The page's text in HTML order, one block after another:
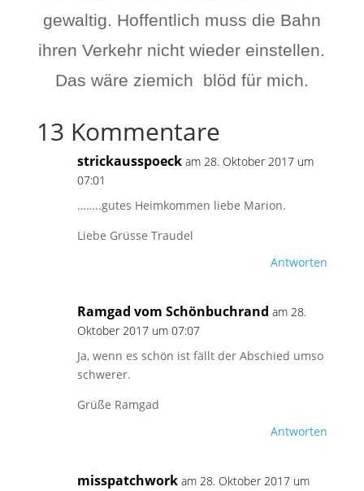
gewaltig. Hoffentlich muss die Bahn
ihren Verkehr nicht wieder einstellen.
Das wäre ziemich blöd für mich.
13 Kommentare
strickausspoeck am 28. Oktober 2017 um
07:01
……..gutes Heimkommen liebe Marion.
Liebe Grüsse Traudel
Antworten
Ramgad vom Schönbuchrand am 28.
Oktober 2017 um 07:07
Ja, wenn es schön ist fällt der Abschied umso
schwerer.
Grüße Ramgad
Antworten
misspatchwork am 28. Oktober 2017 um